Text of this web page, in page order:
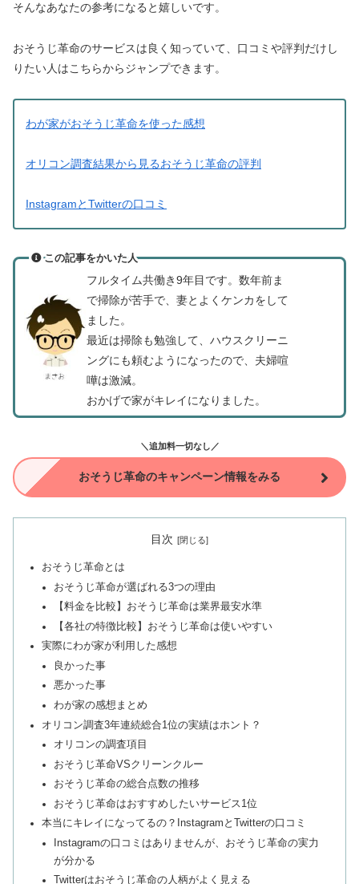
そんなあなたの参考になると嬉しいです。
おそうじ革命のサービスは良く知っていて、口コミや評判だけし
りたい人はこちらからジャンプできます。
わが家がおそうじ革命を使った感想
オリコン調査結果から見るおそうじ革命の評判
InstagramとTwitterの口コミ
この記事をかいた人
フルタイム共働き9年目です。数年前ま
で掃除が苦手で、妻とよくケンカをして
ました。
最近は掃除も勉強して、ハウスクリーニ
ングにも頼むようになったので、夫婦喧
嘩は激減。
おかげで家がキレイになりました。
＼追加料一切なし／
おそうじ革命のキャンペーン情報をみる
目次
おそうじ革命とは
おそうじ革命が選ばれる3つの理由
【料金を比較】おそうじ革命は業界最安水準
【各社の特徴比較】おそうじ革命は使いやすい
実際にわが家が利用した感想
良かった事
悪かった事
わが家の感想まとめ
オリコン調査3年連続総合1位の実績はホント？
オリコンの調査項目
おそうじ革命VSクリーンクルー
おそうじ革命の総合点数の推移
おそうじ革命はおすすめしたいサービス1位
本当にキレイになってるの？InstagramとTwitterの口コミ
Instagramの口コミはありませんが、おそうじ革命の実力
が分かる
Twitterはおそうじ革命の人柄がよく見える